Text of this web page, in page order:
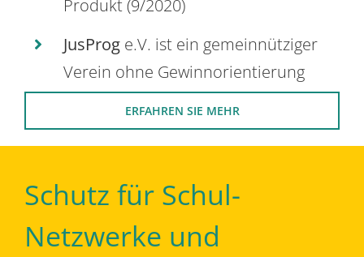
Produkt (9/2020)
JusProg e.V. ist ein gemeinnütziger
Verein ohne Gewinnorientierung
ERFAHREN SIE MEHR
Schutz für Schul-
Netzwerke und